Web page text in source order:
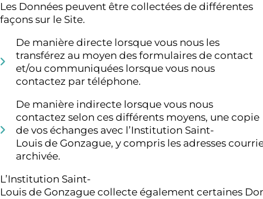
Les Données peuvent être collectées de différentes
façons sur le Site.
De manière directe lorsque vous nous les
transférez au moyen des formulaires de contact
et/ou communiquées lorsque vous nous
contactez par téléphone.
De manière indirecte lorsque vous nous
contactez selon ces différents moyens, une copie
de vos échanges avec l’Institution Saint-
Louis de Gonzague, y compris les adresses
archivée.
L’Institution Saint-
Louis de Gonzague collecte également certaines